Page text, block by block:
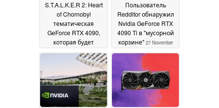
S.T.A.L.K.E.R 2: Heart
of Chornobyl
тематическая
GeForce RTX 4090,
которая будет
разыграна в рамках
последней акции
27 November 2024
Пользователь
Redditor обнаружил
Nvidia GeForce RTX
4090 Ti в "мусорной
корзине" 27 November
2024